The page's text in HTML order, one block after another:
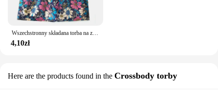
Wszechstronny składana torba na zakupy, podróżna kosmetyczka o dużej pojemności, torba na zakupy wielokrotnego użytku w modzie
4,10zł
Here are the products found in the Crossbody torby